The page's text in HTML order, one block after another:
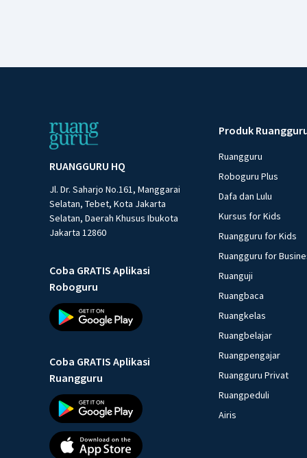
RUANGGURU HQ
Jl. Dr. Saharjo No.161, Manggarai
Selatan, Tebet, Kota Jakarta
Selatan, Daerah Khusus Ibukota
Jakarta 12860
Coba GRATIS Aplikasi
Roboguru
Coba GRATIS Aplikasi
Ruangguru
Produk
Ruangguru
Roboguru Plus
Dafa dan Lulu
Kursus for Kids
Ruangguru for Kids
Ruangguru for
Ruanguji
Ruangbaca
Ruangkelas
Ruangbelajar
Ruangpengajar
Ruangguru Privat
Ruangpeduli
Airis